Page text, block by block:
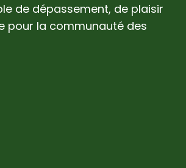
de dépassement, de plaisir
pour la communauté des